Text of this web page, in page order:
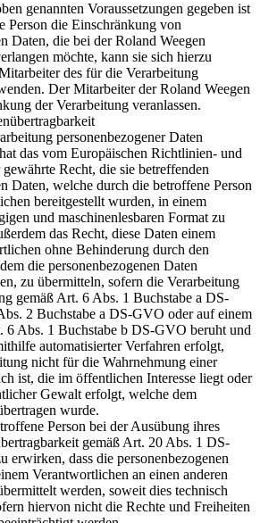
genannten Voraussetzungen gegeben ist
Person die Einschränkung von
Daten, die bei der Roland Weegen
möchte, kann sie sich hierzu
des für die Verarbeitung
Der Mitarbeiter der Roland Weegen
der Verarbeitung veranlassen.
personenbezogener Daten
das vom Europäischen Richtlinien- und
Recht, die sie betreffenden
Daten, welche durch die betroffene Person
bereitgestellt wurden, in einem
und maschinenlesbaren Format zu
das Recht, diese Daten einem
ohne Behinderung durch den
die personenbezogenen Daten
zu übermitteln, sofern die Verarbeitung
gemäß Art. 6 Abs. 1 Buchstabe a DS-
2 Buchstabe a DS-GVO oder auf einem
6 Abs. 1 Buchstabe b DS-GVO beruht und
automatisierter Verfahren erfolgt,
nicht für die Wahrnehmung einer
ist, die im öffentlichen Interesse liegt oder
Gewalt erfolgt, welche dem
wurde.
Person bei der Ausübung ihres
gemäß Art. 20 Abs. 1 DS-
erwirken, dass die personenbezogenen
Verantwortlichen an einen anderen
werden, soweit dies technisch
hiervon nicht die Rechte und Freiheiten